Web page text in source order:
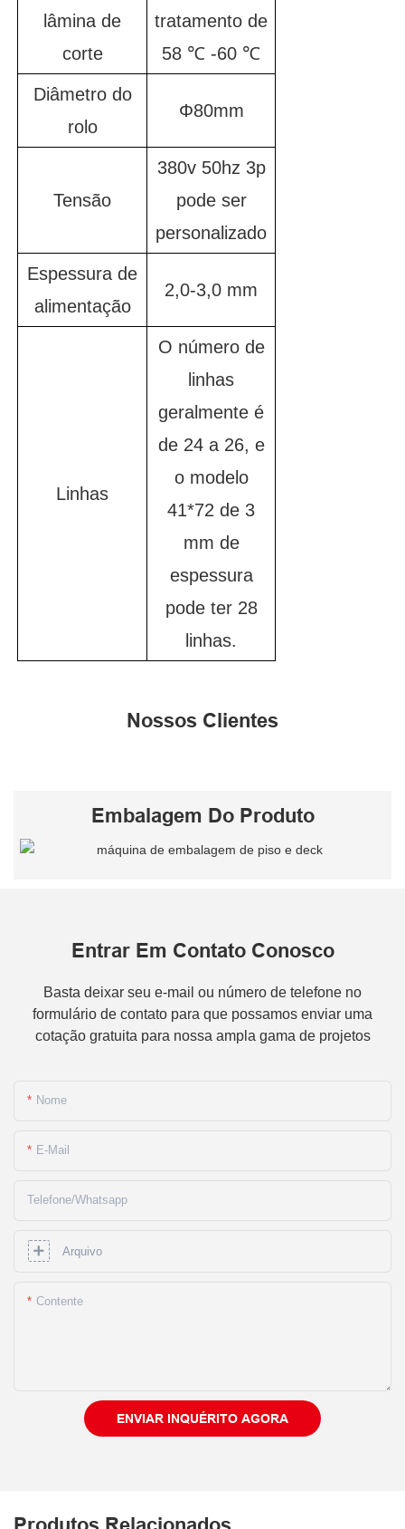
lâmina de
corte
tratamento de
58 ℃ -60 ℃
Diâmetro do
rolo
Φ80mm
Tensão
380v 50hz 3p
pode ser
personalizado
Espessura de
alimentação
2,0-3,0 mm
Linhas
O número de
linhas
geralmente é
de 24 a 26, e
o modelo
41*72 de 3
mm de
espessura
pode ter 28
linhas.
Nossos Clientes
Embalagem Do Produto
Entrar Em Contato Conosco
Basta deixar seu e-mail ou número de telefone no
formulário de contato para que possamos enviar uma
cotação gratuita para nossa ampla gama de projetos
Nome
E-Mail
Telefone/whatsapp
Arquivo
Contente
ENVIAR INQUÉRITO AGORA